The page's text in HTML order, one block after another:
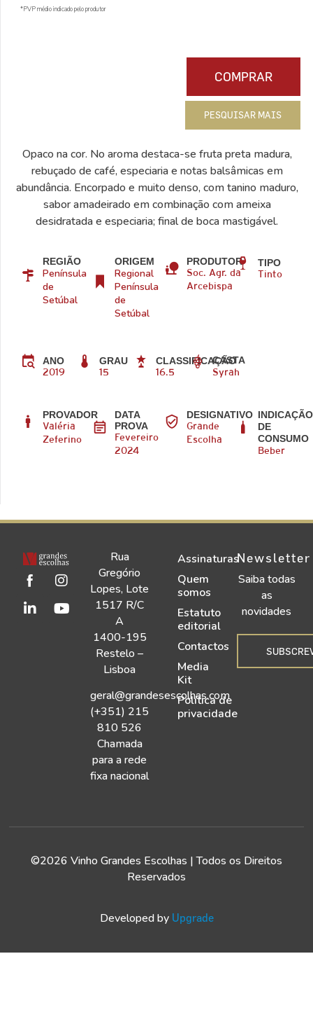
*PVP médio indicado pelo produtor
COMPRAR
PESQUISAR MAIS
Opaco na cor. No aroma destaca-se fruta preta madura,
rebuçado de café, especiaria e notas balsâmicas em
abundância. Encorpado e muito denso, com tanino maduro,
sabor amadeirado em combinação com ameixa
desidratada e especiaria; final de boca mastigável.
REGIÃO
Península
de
Setúbal
ORIGEM
Regional
Península
de
Setúbal
PRODUTOR
Soc. Agr. da
Arcebispa
TIPO
Tinto
ANO
2019
GRAU
15
CLASSIFICAÇÃO
16.5
CASTA
Syrah
PROVADOR
Valéria
Zeferino
DATA
PROVA
Fevereiro
2024
DESIGNATIVO
Grande
Escolha
INDICAÇÃO
DE
CONSUMO
Beber
Rua
Gregório
Lopes, Lote
1517 R/C
A
1400-195
Restelo –
Lisboa
geral@grandesescolhas.com
(+351) 215
810 526
Chamada
para a rede
fixa nacional
Assinaturas
Quem
somos
Estatuto
editorial
Contactos
Media
Kit
Política de
privacidade
Newsletter
Saiba todas
as
novidades
©2026 Vinho Grandes Escolhas | Todos os Direitos
Reservados
Developed by Upgrade